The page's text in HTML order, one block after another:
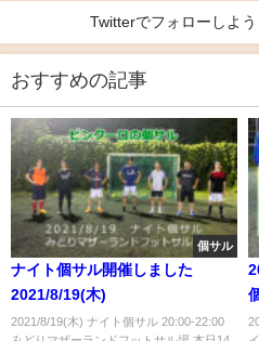
Twitterでフォローしよう
おすすめの記事
個サル
ナイト個サル開催しました
2021/8/19(木)
2021/8/19(木) ナイト個サル 20:00-22:00